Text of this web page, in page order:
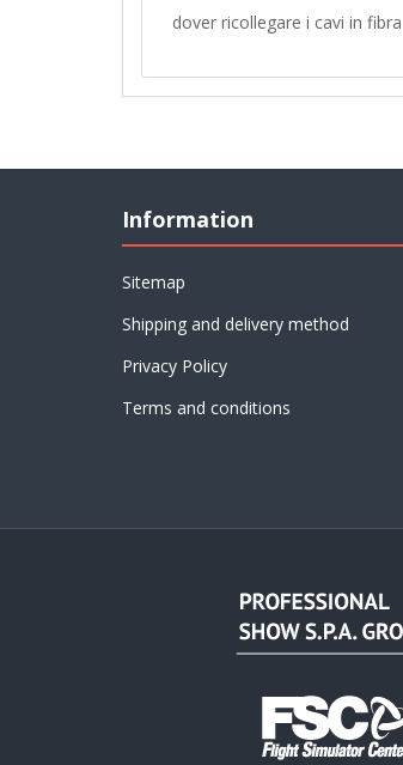
dover ricollegare i cavi in fibra
Information
Sitemap
Shipping and delivery method
Privacy Policy
Terms and conditions